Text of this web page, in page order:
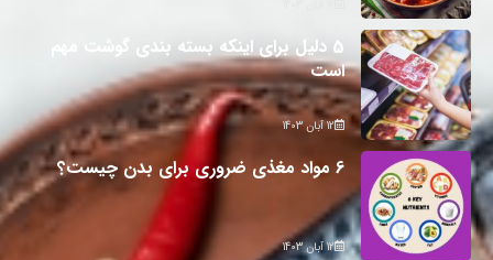
5 دلیل برای اینکه بسته بندی گوشت مهم
است
12 آبان 1403
6 مواد مغذی ضروری برای بدن چیست؟
12 آبان 1403